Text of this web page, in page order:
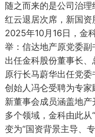
随之而来的是公司治
红云退居次席，新国资
2025年10月16日，金
举：信达地产原党委
出任金科股份董事长
原行长马蔚华出任党
创始人冯仑受聘为专家
新董事会成员涵盖地
多个领域，金科由此从
变为“国资背景主导、